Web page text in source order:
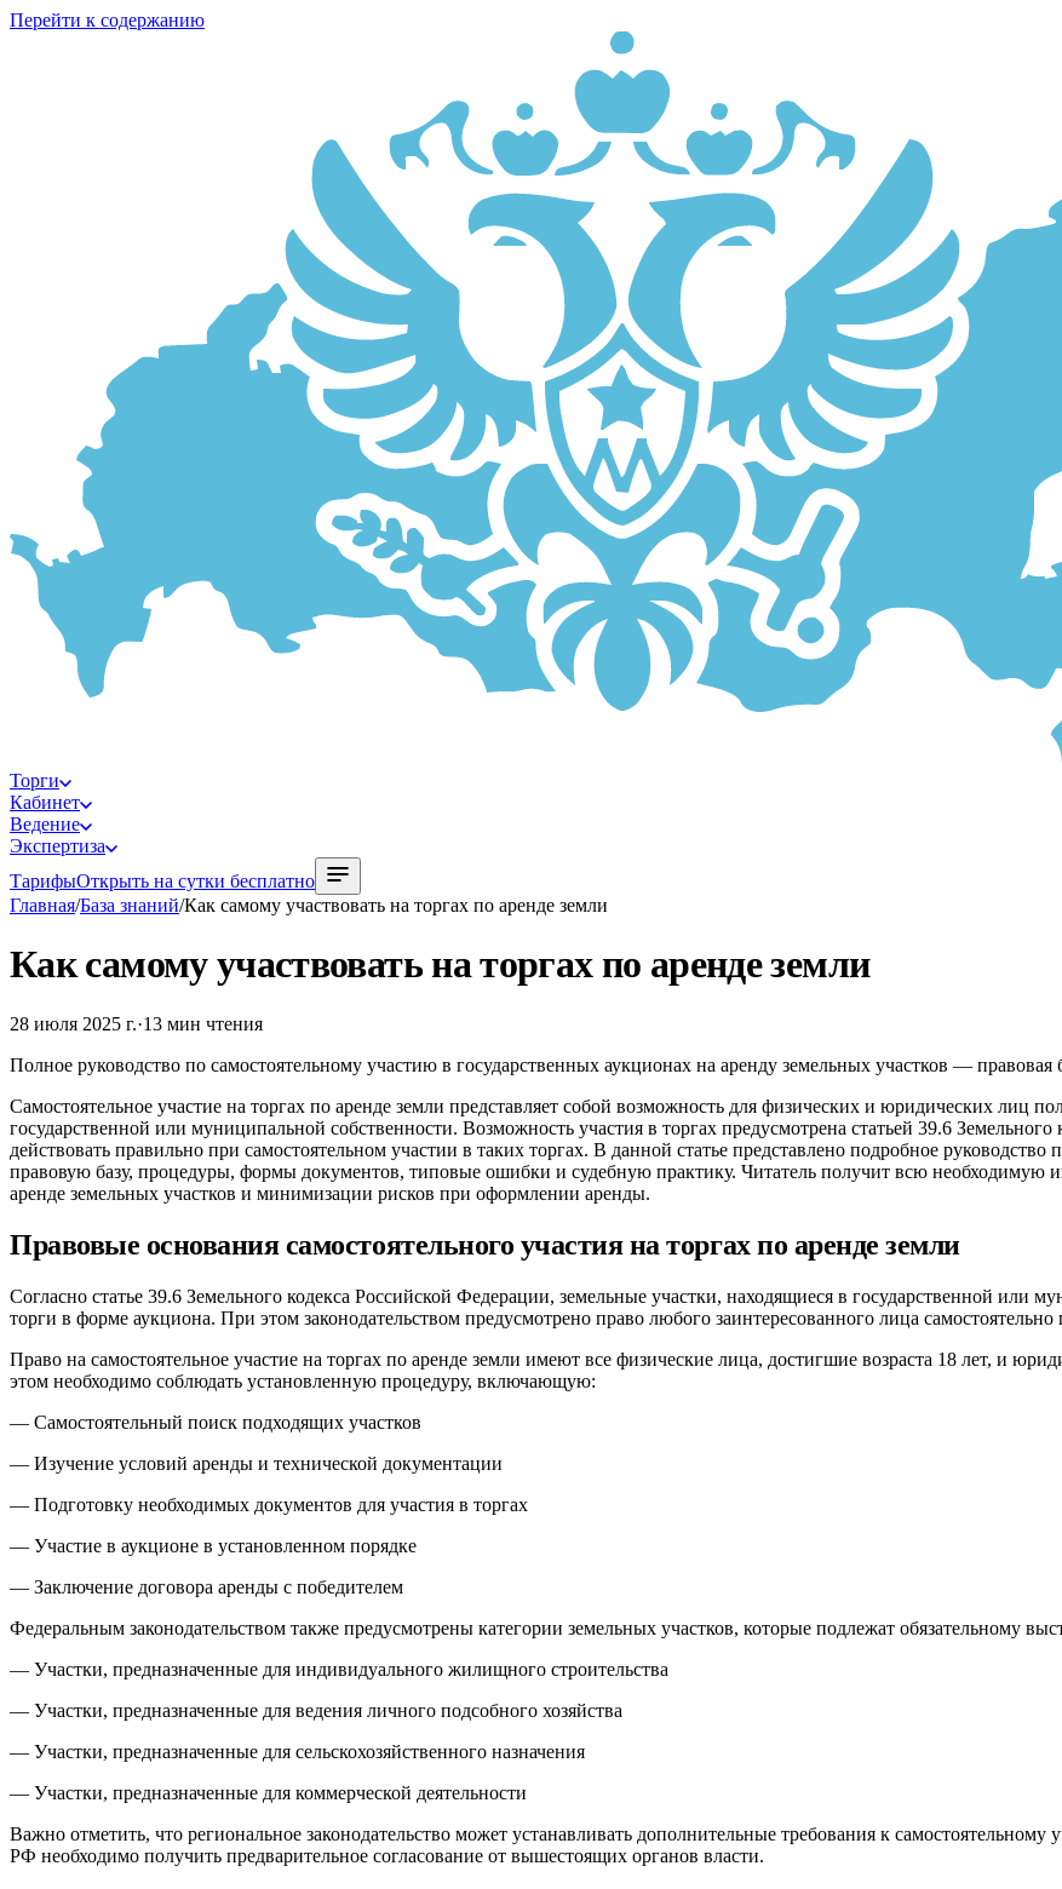
Перейти к содержанию
Торги
Кабинет
Ведение
Экспертиза
ТарифыОткрыть на сутки бесплатно
Главная/База знаний/Как самому участвовать на торгах по аренде земли
Как самому участвовать на торгах по аренде земли
28 июля 2025 г.·13 мин чтения
Полное руководство по самостоятельному участию в государственных аукционах на аренду земельных участков —
Самостоятельное участие на торгах по аренде земли представляет собой возможность для физических и юридических лиц
государственной или муниципальной собственности. Возможность участия в торгах предусмотрена статьей 39.6
действовать правильно при самостоятельном участии в таких торгах. В данной статье представлено подробное
правовую базу, процедуры, формы документов, типовые ошибки и судебную практику. Читатель получит всю необходимую
аренде земельных участков и минимизации рисков при оформлении аренды.
Правовые основания самостоятельного участия на торгах по аренде земли
Согласно статье 39.6 Земельного кодекса Российской Федерации, земельные участки, находящиеся в государственной или
торги в форме аукциона. При этом законодательством предусмотрено право любого заинтересованного лица самостоятельно
Право на самостоятельное участие на торгах по аренде земли имеют все физические лица, достигшие возраста 18 лет, и
этом необходимо соблюдать установленную процедуру, включающую:
— Самостоятельный поиск подходящих участков
— Изучение условий аренды и технической документации
— Подготовку необходимых документов для участия в торгах
— Участие в аукционе в установленном порядке
— Заключение договора аренды с победителем
Федеральным законодательством также предусмотрены категории земельных участков, которые подлежат обязательному
— Участки, предназначенные для индивидуального жилищного строительства
— Участки, предназначенные для ведения личного подсобного хозяйства
— Участки, предназначенные для сельскохозяйственного назначения
— Участки, предназначенные для коммерческой деятельности
Важно отметить, что региональное законодательство может устанавливать дополнительные требования к
РФ необходимо получить предварительное согласование от вышестоящих органов власти.